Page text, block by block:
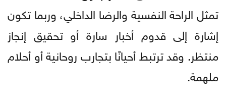
تمثل الراحة النفسية والرضا الداخلي، وربما تكون
إشارة إلى قدوم أخبار سارة أو تحقيق إنجاز
منتظر. وقد ترتبط أحيانًا بتجارب روحانية أو أحلام
ملهمة.